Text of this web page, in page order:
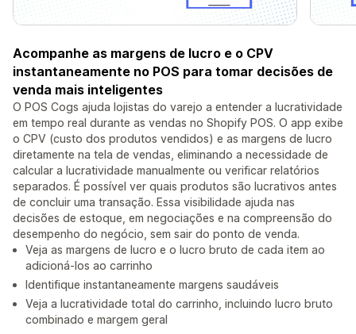
Acompanhe as margens de lucro e o CPV
instantaneamente no POS para tomar decisões de
venda mais inteligentes
O POS Cogs ajuda lojistas do varejo a entender a lucratividade
em tempo real durante as vendas no Shopify POS. O app exibe
o CPV (custo dos produtos vendidos) e as margens de lucro
diretamente na tela de vendas, eliminando a necessidade de
calcular a lucratividade manualmente ou verificar relatórios
separados. É possível ver quais produtos são lucrativos antes
de concluir uma transação. Essa visibilidade ajuda nas
decisões de estoque, em negociações e na compreensão do
desempenho do negócio, sem sair do ponto de venda.
Veja as margens de lucro e o lucro bruto de cada item ao
adicioná-los ao carrinho
Identifique instantaneamente margens saudáveis
Veja a lucratividade total do carrinho, incluindo lucro bruto
combinado e margem geral